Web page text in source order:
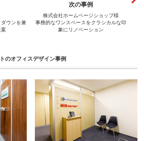
ウンを兼
案
次の事例
株式会社ホームページショップ様
事務的なワンスペースをクラシカルな印
象にリノベーション
のオフィスデザイン事例